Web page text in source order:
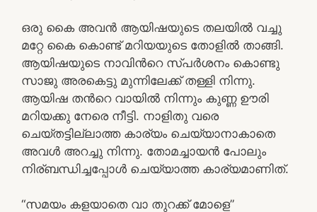
ഒരു കൈ അവൻ ആയിഷയുടെ തലയിൽ വച്ചു
മറ്റേ കൈ കൊണ്ട് മറിയയുടെ തോളിൽ താങ്ങി.
ആയിഷയുടെ നാവിൻറെ സ്പർശനം കൊണ്ടു
സാജു അരകെട്ടു മുന്നിലേക്ക് തള്ളി നിന്നു.
ആയിഷ തൻറെ വായിൽ നിന്നും കുണ്ണ ഊരി
മറിയക്കു നേരെ നീട്ടി. നാളിതു വരെ
ചെയ്തട്ടില്ലാത്ത കാര്യം ചെയ്യാനാകാതെ
അവൾ അറച്ചു നിന്നു. തോമച്ചായൻ പോലും
നിര്ബന്ധിച്ചപ്പോൾ ചെയ്യാത്ത കാര്യമാണിത്.
“സമയം കളയാതെ വാ തുറക്ക് മോളെ”